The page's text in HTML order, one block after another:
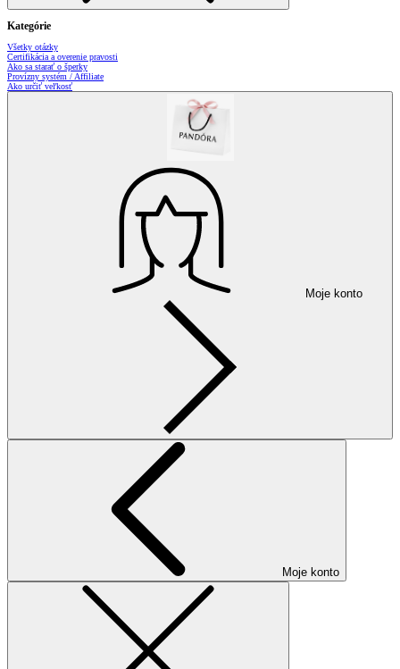
Kategórie
Všetky otázky
Certifikácia a overenie pravosti
Ako sa starať o šperky
Provízny systém / Affiliate
Ako určiť veľkosť
Moje konto
Moje konto